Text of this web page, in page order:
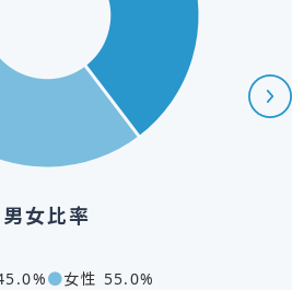
男女比率
●女性 55.0%